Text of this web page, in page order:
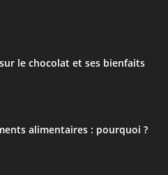
le chocolat et ses bienfaits
alimentaires : pourquoi ?